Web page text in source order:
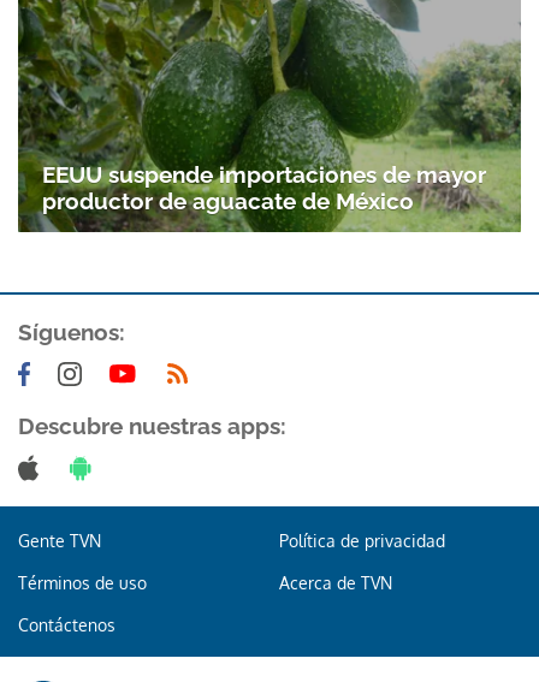
Gracias por suscribirte a nuestro boletín.
ACEPTAR
EEUU suspende importaciones de mayor
productor de aguacate de México
Síguenos:
Descubre nuestras apps:
Gente TVN Política de privacidad
Términos de uso Acerca de TVN
Contáctenos